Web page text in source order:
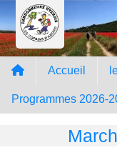
Accueil
Programmes 2026-
Panneau de gestion